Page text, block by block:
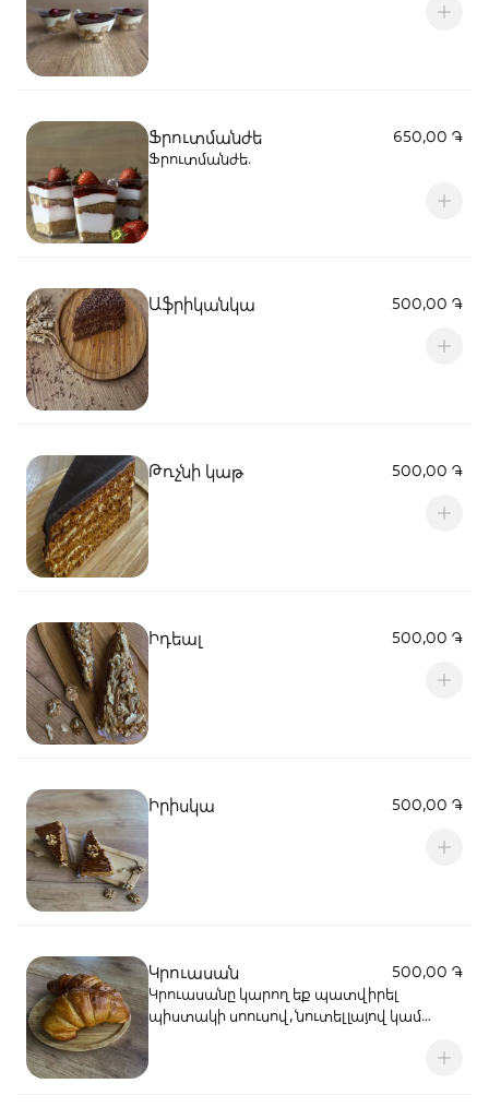
Ֆրուտմանժե
650,00 ֏
Ֆրուտմանժե․
Աֆրիկանկա 500,00 ֏
Թռչնի կաթ 500,00 ֏
Իդեալ 500,00 ֏
Իրիսկա 500,00 ֏
Կրուասան
500,00 ֏
Կրուասանը կարող եք պատվիրել
պիստակի սոուսով, նուտելլայով կամ